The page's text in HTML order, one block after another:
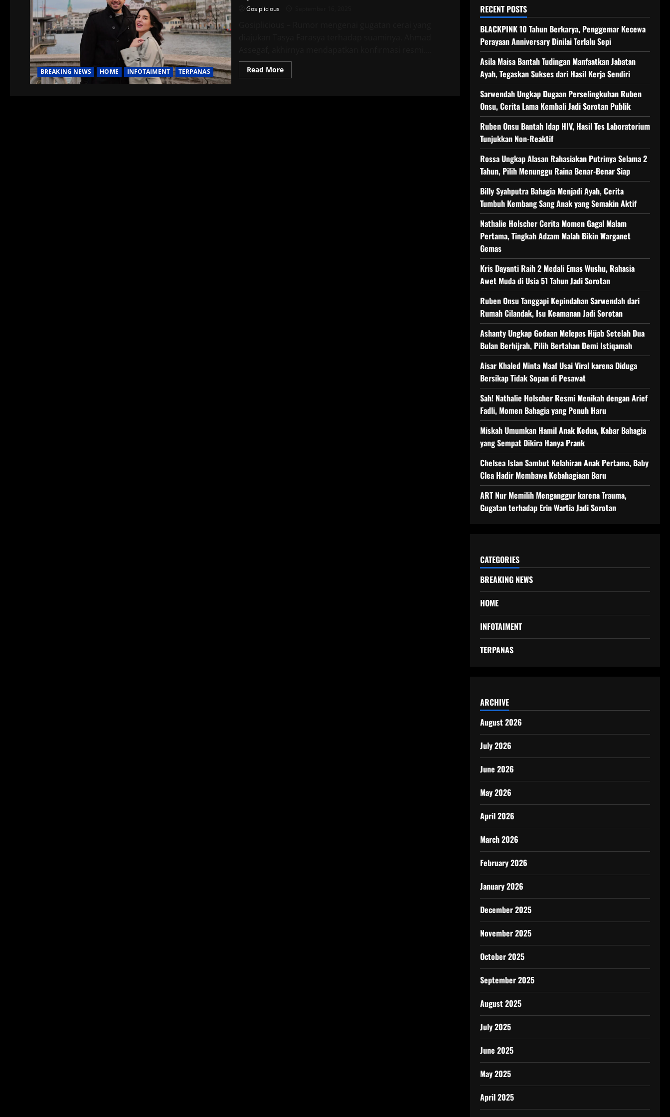
BREAKING NEWS HOME INFOTAIMENT TERPANAS
Gosiplicious
Read MoreRead
more
RECENT POSTS
BLACKPINK 10 Tahun Berkarya, Penggemar Kecewa
Perayaan Anniversary Dinilai Terlalu Sepi
Asila Maisa Bantah Tudingan Manfaatkan Jabatan
Ayah, Tegaskan Sukses dari Hasil Kerja Sendiri
Sarwendah Ungkap Dugaan Perselingkuhan Ruben
Onsu, Cerita Lama Kembali Jadi Sorotan Publik
Ruben Onsu Bantah Idap HIV, Hasil Tes Laboratorium
Tunjukkan Non-Reaktif
Rossa Ungkap Alasan Rahasiakan Putrinya Selama 2
Tahun, Pilih Menunggu Raina Benar-Benar Siap
Billy Syahputra Bahagia Menjadi Ayah, Cerita
Tumbuh Kembang Sang Anak yang Semakin Aktif
Nathalie Holscher Cerita Momen Gagal Malam
Pertama, Tingkah Adzam Malah Bikin Warganet
Gemas
Kris Dayanti Raih 2 Medali Emas Wushu, Rahasia
Awet Muda di Usia 51 Tahun Jadi Sorotan
Ruben Onsu Tanggapi Kepindahan Sarwendah dari
Rumah Cilandak, Isu Keamanan Jadi Sorotan
Ashanty Ungkap Godaan Melepas Hijab Setelah Dua
Bulan Berhijrah, Pilih Bertahan Demi Istiqamah
Aisar Khaled Minta Maaf Usai Viral karena Diduga
Bersikap Tidak Sopan di Pesawat
Sah! Nathalie Holscher Resmi Menikah dengan Arief
Fadli, Momen Bahagia yang Penuh Haru
Miskah Umumkan Hamil Anak Kedua, Kabar Bahagia
yang Sempat Dikira Hanya Prank
Chelsea Islan Sambut Kelahiran Anak Pertama, Baby
Clea Hadir Membawa Kebahagiaan Baru
ART Nur Memilih Menganggur karena Trauma,
Gugatan terhadap Erin Wartia Jadi Sorotan
CATEGORIES
BREAKING NEWS
HOME
INFOTAIMENT
TERPANAS
ARCHIVE
August 2026
July 2026
June 2026
May 2026
April 2026
March 2026
February 2026
January 2026
December 2025
November 2025
October 2025
September 2025
August 2025
July 2025
June 2025
May 2025
April 2025